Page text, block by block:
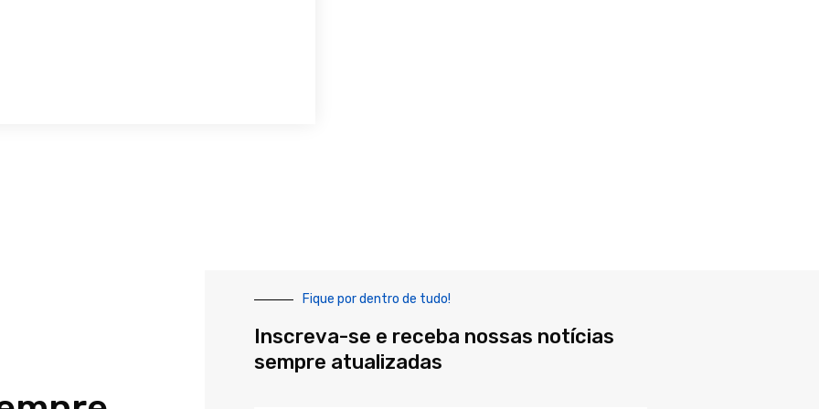
Fique por dentro de tudo!
Inscreva-se e receba nossas notícias
sempre atualizadas